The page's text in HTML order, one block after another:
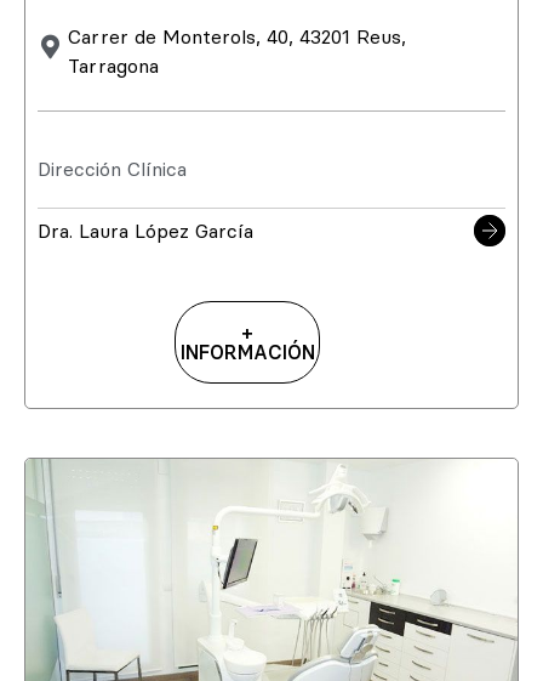
Carrer de Monterols, 40, 43201 Reus,
Tarragona
Dirección Clínica
Dra. Laura López García
+
INFORMACIÓN